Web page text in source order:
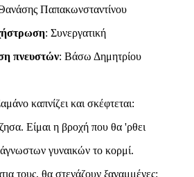
Παπακωνσταντίνου
: Συνεργατική
πνευστών: Βάσω Δημητρίου
καπνίζει και σκέφτεται:
Είμαι η βροχή που θα 'ρθει
γυναικών το κορμί.
τους, θα στενάζουν ξαναμμένες: